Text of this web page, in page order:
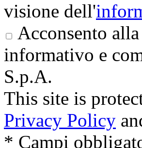
visione dell'
Acconsento
informativo e
S.p.A.
This site is
Privacy Policy
* Campi